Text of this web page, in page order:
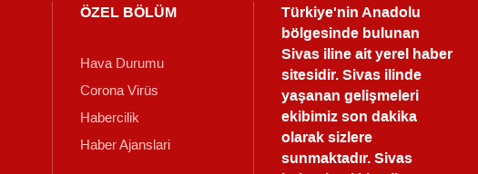
ÖZEL BÖLÜM
Hava Durumu
Corona Virüs
Habercilik
Haber Ajanslari
Türkiye'nin Anadolu
bölgesinde bulunan
Sivas iline ait yerel haber
sitesidir. Sivas ilinde
yaşanan gelişmeleri
ekibimiz son dakika
olarak sizlere
sunmaktadır.Sivas